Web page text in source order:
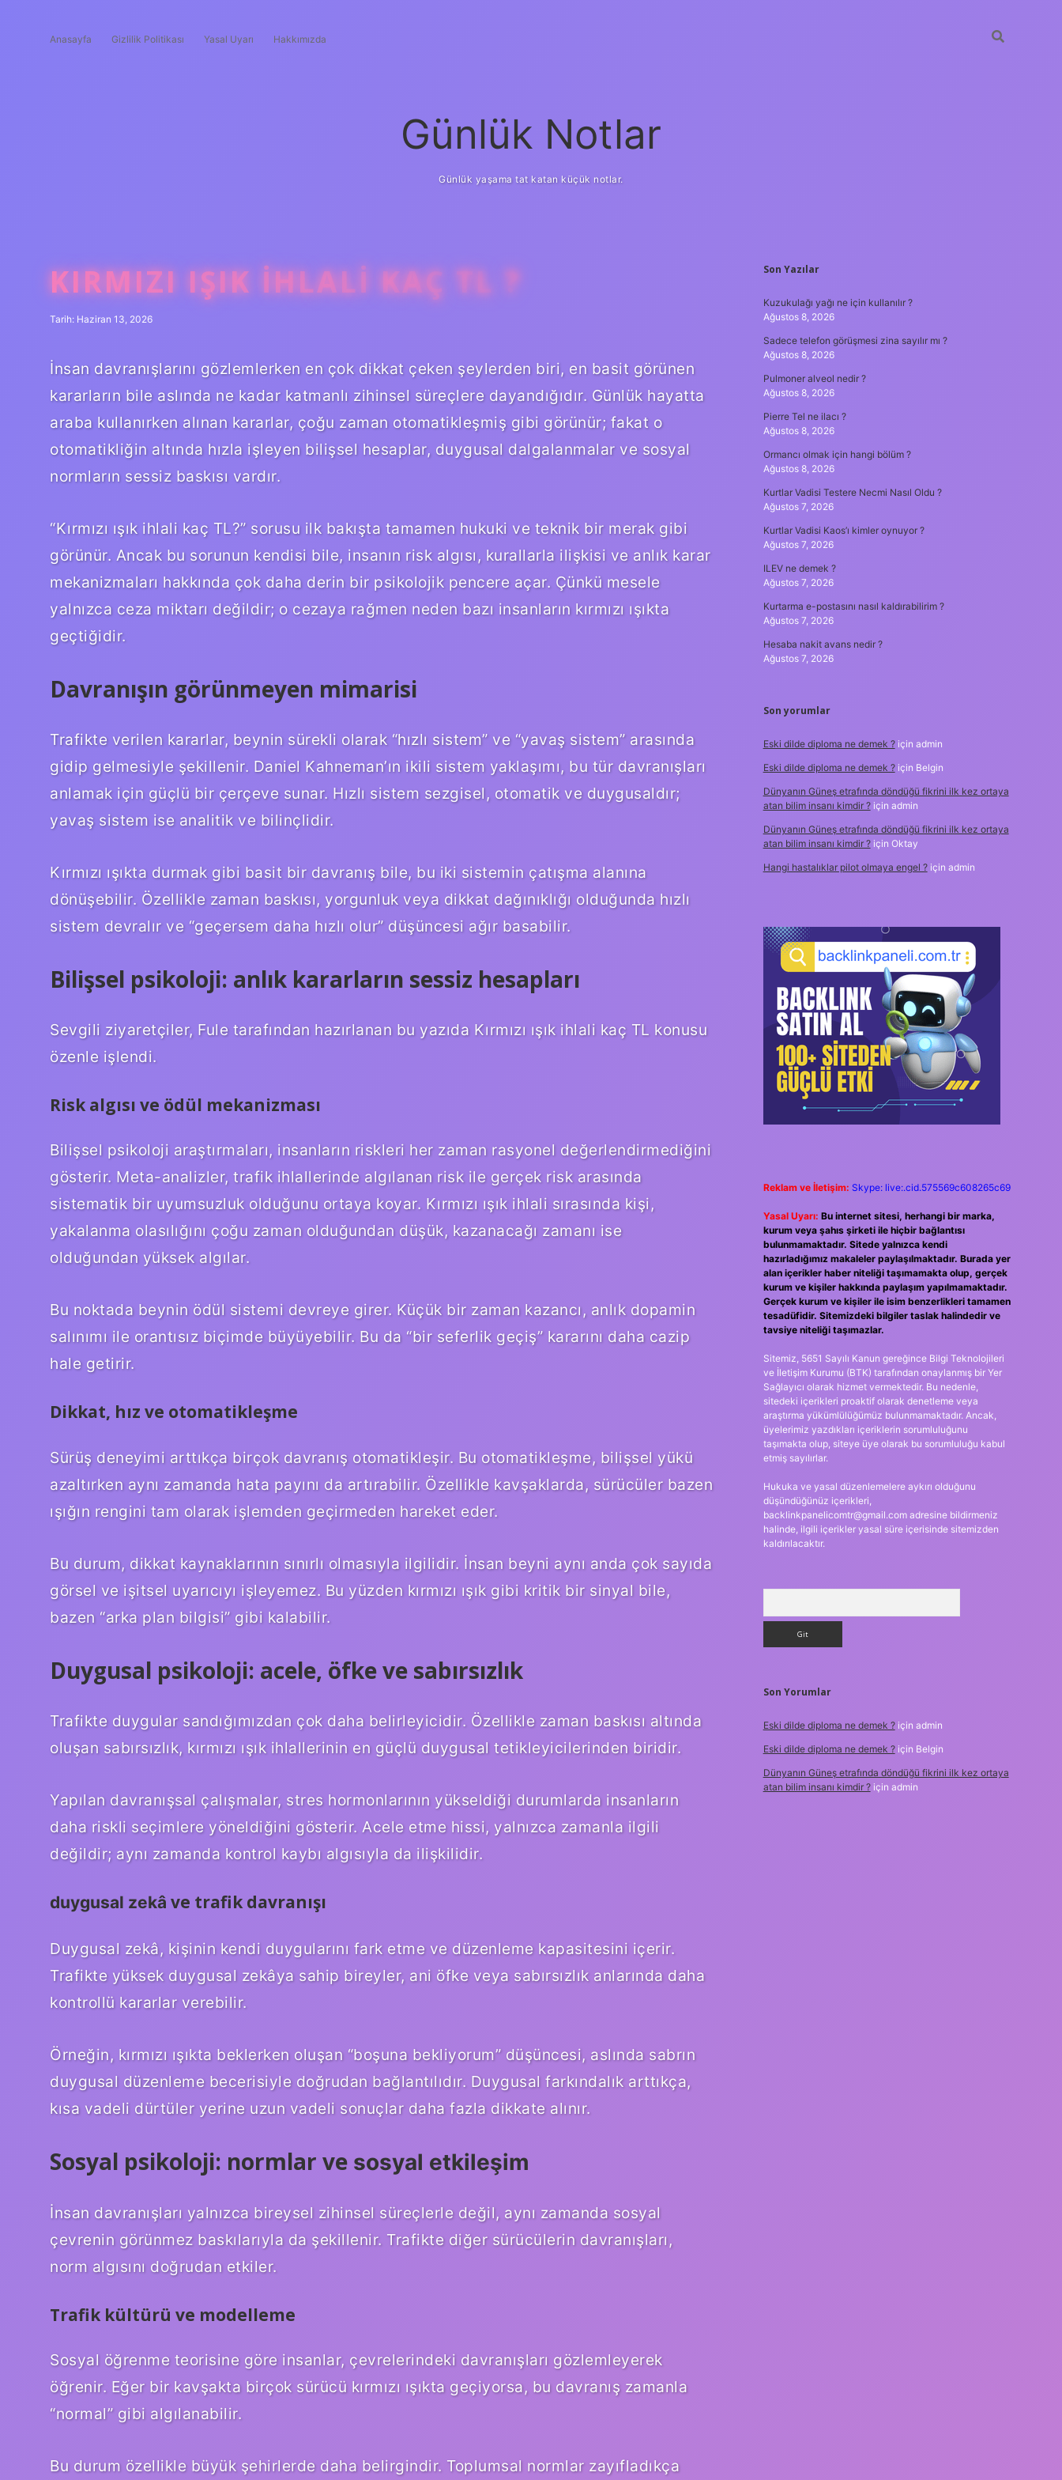
Anasayfa Gizlilik Politikası Yasal Uyarı Hakkımızda
Günlük Notlar
Günlük yaşama tat katan küçük notlar.
KIRMIZI IŞIK IHLALI KAÇ TL ?
Tarih: Haziran 13, 2026
İnsan davranışlarını gözlemlerken en çok dikkat çeken şeylerden biri, en basit görünen
kararların bile aslında ne kadar katmanlı zihinsel süreçlere dayandığıdır. Günlük hayatta
araba kullanırken alınan kararlar, çoğu zaman otomatikleşmiş gibi görünür; fakat o
otomatikliğin altında hızla işleyen bilişsel hesaplar, duygusal dalgalanmalar ve sosyal
normların sessiz baskısı vardır.
“Kırmızı ışık ihlali kaç TL?” sorusu ilk bakışta tamamen hukuki ve teknik bir merak gibi
görünür. Ancak bu sorunun kendisi bile, insanın risk algısı, kurallarla ilişkisi ve anlık karar
mekanizmaları hakkında çok daha derin bir psikolojik pencere açar. Çünkü mesele
yalnızca ceza miktarı değildir; o cezaya rağmen neden bazı insanların kırmızı ışıkta
geçtiğidir.
Davranışın görünmeyen mimarisi
Trafikte verilen kararlar, beynin sürekli olarak “hızlı sistem” ve “yavaş sistem” arasında
gidip gelmesiyle şekillenir. Daniel Kahneman’ın ikili sistem yaklaşımı, bu tür davranışları
anlamak için güçlü bir çerçeve sunar. Hızlı sistem sezgisel, otomatik ve duygusaldır;
yavaş sistem ise analitik ve bilinçlidir.
Kırmızı ışıkta durmak gibi basit bir davranış bile, bu iki sistemin çatışma alanına
dönüşebilir. Özellikle zaman baskısı, yorgunluk veya dikkat dağınıklığı olduğunda hızlı
sistem devralır ve “geçersem daha hızlı olur” düşüncesi ağır basabilir.
Bilişsel psikoloji: anlık kararların sessiz hesapları
Sevgili ziyaretçiler, Fule tarafından hazırlanan bu yazıda Kırmızı ışık ihlali kaç TL konusu
özenle işlendi.
Risk algısı ve ödül mekanizması
Bilişsel psikoloji araştırmaları, insanların riskleri her zaman rasyonel değerlendirmediğini
gösterir. Meta-analizler, trafik ihlallerinde algılanan risk ile gerçek risk arasında
sistematik bir uyumsuzluk olduğunu ortaya koyar. Kırmızı ışık ihlali sırasında kişi,
yakalanma olasılığını çoğu zaman olduğundan düşük, kazanacağı zamanı ise
olduğundan yüksek algılar.
Bu noktada beynin ödül sistemi devreye girer. Küçük bir zaman kazancı, anlık dopamin
salınımı ile orantısız biçimde büyüyebilir. Bu da “bir seferlik geçiş” kararını daha cazip
hale getirir.
Dikkat, hız ve otomatikleşme
Sürüş deneyimi arttıkça birçok davranış otomatikleşir. Bu otomatikleşme, bilişsel yükü
azaltırken aynı zamanda hata payını da artırabilir. Özellikle kavşaklarda, sürücüler bazen
ışığın rengini tam olarak işlemden geçirmeden hareket eder.
Bu durum, dikkat kaynaklarının sınırlı olmasıyla ilgilidir. İnsan beyni aynı anda çok sayıda
görsel ve işitsel uyarıcıyı işleyemez. Bu yüzden kırmızı ışık gibi kritik bir sinyal bile,
bazen “arka plan bilgisi” gibi kalabilir.
Duygusal psikoloji: acele, öfke ve sabırsızlık
Trafikte duygular sandığımızdan çok daha belirleyicidir. Özellikle zaman baskısı altında
oluşan sabırsızlık, kırmızı ışık ihlallerinin en güçlü duygusal tetikleyicilerinden biridir.
Yapılan davranışsal çalışmalar, stres hormonlarının yükseldiği durumlarda insanların
daha riskli seçimlere yöneldiğini gösterir. Acele etme hissi, yalnızca zamanla ilgili
değildir; aynı zamanda kontrol kaybı algısıyla da ilişkilidir.
duygusal zekâ ve trafik davranışı
Duygusal zekâ, kişinin kendi duygularını fark etme ve düzenleme kapasitesini içerir.
Trafikte yüksek duygusal zekâya sahip bireyler, ani öfke veya sabırsızlık anlarında daha
kontrollü kararlar verebilir.
Örneğin, kırmızı ışıkta beklerken oluşan “boşuna bekliyorum” düşüncesi, aslında sabrın
duygusal düzenleme becerisiyle doğrudan bağlantılıdır. Duygusal farkındalık arttıkça,
kısa vadeli dürtüler yerine uzun vadeli sonuçlar daha fazla dikkate alınır.
Sosyal psikoloji: normlar ve sosyal etkileşim
İnsan davranışları yalnızca bireysel zihinsel süreçlerle değil, aynı zamanda sosyal
çevrenin görünmez baskılarıyla da şekillenir. Trafikte diğer sürücülerin davranışları,
norm algısını doğrudan etkiler.
Trafik kültürü ve modelleme
Sosyal öğrenme teorisine göre insanlar, çevrelerindeki davranışları gözlemleyerek
öğrenir. Eğer bir kavşakta birçok sürücü kırmızı ışıkta geçiyorsa, bu davranış zamanla
“normal” gibi algılanabilir.
Bu durum özellikle büyük şehirlerde daha belirgindir. Toplumsal normlar zayıfladıkça
SIDEBAR
Son Yazılar
Kuzukulağı yağı ne için kullanılır ?
Ağustos 8, 2026
Sadece telefon görüşmesi zina sayılır mı ?
Ağustos 8, 2026
Pulmoner alveol nedir ?
Ağustos 8, 2026
Pierre Tel ne ilacı ?
Ağustos 8, 2026
Ormancı olmak için hangi bölüm ?
Ağustos 8, 2026
Kurtlar Vadisi Testere Necmi Nasıl Oldu ?
Ağustos 7, 2026
Kurtlar Vadisi Kaos’ı kimler oynuyor ?
Ağustos 7, 2026
ILEV ne demek ?
Ağustos 7, 2026
Kurtarma e-postasını nasıl kaldırabilirim ?
Ağustos 7, 2026
Hesaba nakit avans nedir ?
Ağustos 7, 2026
Son yorumlar
Eski dilde diploma ne demek ?için admin
Eski dilde diploma ne demek ?için Belgin
Dünyanın Güneş etrafında döndüğü fikrini ilk kez ortaya
atan bilim insanı kimdir ?için admin
Dünyanın Güneş etrafında döndüğü fikrini ilk kez ortaya
atan bilim insanı kimdir ?için Oktay
Hangi hastalıklar pilot olmaya engel ?için admin
Reklam ve İletişim: Skype: live:.cid.575569c608265c69
Yasal Uyarı: Bu internet sitesi, herhangi bir marka,
kurum veya şahıs şirketi ile hiçbir bağlantısı
bulunmamaktadır. Sitede yalnızca kendi
hazırladığımız makaleler paylaşılmaktadır. Burada yer
alan içerikler haber niteliği taşımamakta olup, gerçek
kurum ve kişiler hakkında paylaşım yapılmamaktadır.
Gerçek kurum ve kişiler ile isim benzerlikleri tamamen
tesadüfidir. Sitemizdeki bilgiler taslak halindedir ve
tavsiye niteliği taşımazlar.
Sitemiz, 5651 Sayılı Kanun gereğince Bilgi Teknolojileri
ve İletişim Kurumu (BTK) tarafından onaylanmış bir Yer
Sağlayıcı olarak hizmet vermektedir. Bu nedenle,
sitedeki içerikleri proaktif olarak denetleme veya
araştırma yükümlülüğümüz bulunmamaktadır. Ancak,
üyelerimiz yazdıkları içeriklerin sorumluluğunu
taşımakta olup, siteye üye olarak bu sorumluluğu kabul
etmiş sayılırlar.
Hukuka ve yasal düzenlemelere aykırı olduğunu
düşündüğünüz içerikleri,
backlinkpanelicomtr@gmail.comadresine bildirmeniz
halinde, ilgili içerikler yasal süre içerisinde sitemizden
kaldırılacaktır.
Son Yorumlar
Eski dilde diploma ne demek ?için admin
Eski dilde diploma ne demek ?için Belgin
Dünyanın Güneş etrafında döndüğü fikrini ilk kez ortaya
atan bilim insanı kimdir ?için admin